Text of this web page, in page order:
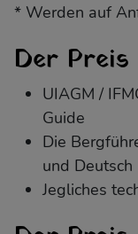
* Werden auf
Der
UIAGM /
Guide
Die
und Deutsch
Jegliches